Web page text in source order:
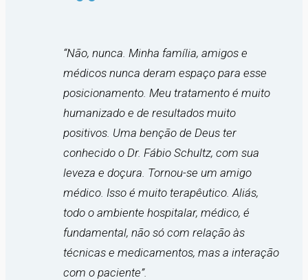
“Não, nunca. Minha família, amigos e
médicos nunca deram espaço para esse
posicionamento. Meu tratamento é muito
humanizado e de resultados muito
positivos. Uma benção de Deus ter
conhecido o Dr. Fábio Schultz, com sua
leveza e doçura. Tornou-se um amigo
médico. Isso é muito terapêutico. Aliás,
todo o ambiente hospitalar, médico, é
fundamental, não só com relação às
técnicas e medicamentos, mas a interação
com o paciente”.